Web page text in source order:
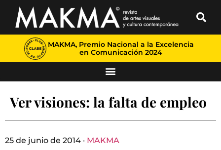
MAKMA, Premio Nacional a la Excelencia
en Comunicación 2024
Ver visiones: la falta de empleo
25 de junio de 2014 · MAKMA